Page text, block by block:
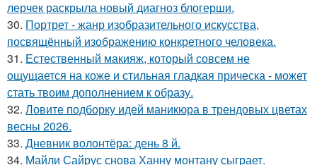
лерчек раскрыла новый диагноз блогерши.
30. Портрет - жанр изобразительного искусства,
посвящённый изображению конкретного человека.
31. Естественный макияж, который совсем не
ощущается на коже и стильная гладкая прическа - может
стать твоим дополнением к образу.
32. Ловите подборку идей маникюра в трендовых цветах
весны 2026.
33. Дневник волонтёра: день 8 й.
34. Майли Сайрус снова Ханну монтану сыграет.